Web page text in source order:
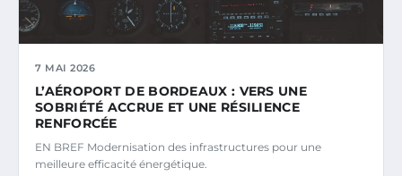
7 MAI 2026
L’AÉROPORT DE BORDEAUX : VERS UNE
SOBRIÉTÉ ACCRUE ET UNE RÉSILIENCE
RENFORCÉE
EN BREF Modernisation des infrastructures pour une
meilleure efficacité énergétique.